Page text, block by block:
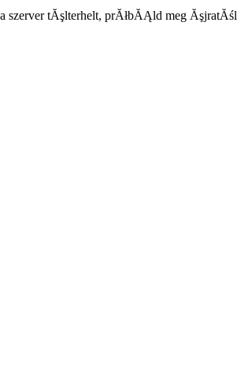
tĂşlterhelt, prĂłbĂĄld meg